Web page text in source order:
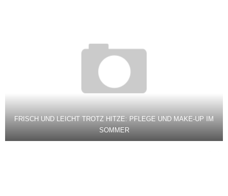
FRISCH UND LEICHT TROTZ HITZE: PFLEGE UND MAKE-UP IM
SOMMER